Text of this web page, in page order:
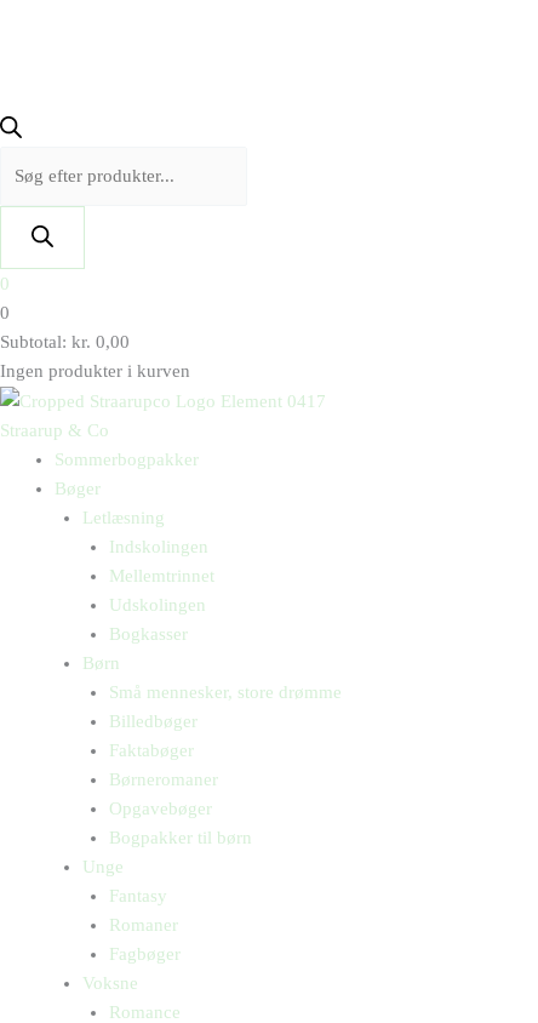
0
0
Subtotal: kr. 0,00
Ingen produkter i kurven
Straarup & Co
Sommerbogpakker
Bøger
Letlæsning
Indskolingen
Mellemtrinnet
Udskolingen
Bogkasser
Børn
Små mennesker, store drømme
Billedbøger
Faktabøger
Børneromaner
Opgavebøger
Bogpakker til børn
Unge
Fantasy
Romaner
Fagbøger
Voksne
Romance